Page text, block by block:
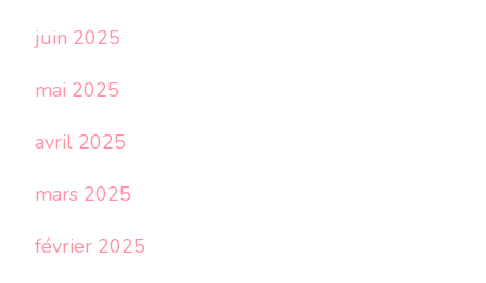
juin 2025
mai 2025
avril 2025
mars 2025
février 2025